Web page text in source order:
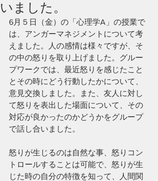
いました。
6月５日（金）の「心理学A」の授業で
は、アンガーマネジメントについて考
えました。人の感情は様々ですが、そ
の中の怒りを取り上げました。グルー
プワークでは、最近怒りを感じたこと
とその時にどう行動したかについて、
意見交換しました。また、友人に対し
て怒りを表出した場面について、その
対応が良かったのかどうかをグループ
で話し合いました。
怒りが生じるのは自然な事、怒りコン
トロールすることは可能で、怒りが生
じた時の自分の特徴を知って、人間関